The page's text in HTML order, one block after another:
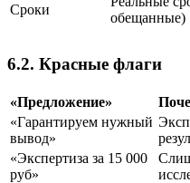
Сроки
обещанные)
6.2. Красные флаги
«Предложение»
«Гарантируем нужный
вывод»
«Экспертиза за 15 000
руб»